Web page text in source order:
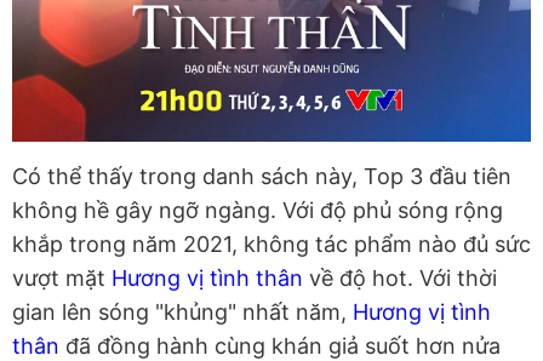
Có thể thấy trong danh sách này, Top 3 đầu tiên
không hề gây ngỡ ngàng. Với độ phủ sóng rộng
khắp trong năm 2021, không tác phẩm nào đủ sức
vượt mặt Hương vị tình thân về độ hot. Với thời
gian lên sóng "khủng" nhất năm, Hương vị tình
thân đã đồng hành cùng khán giả suốt hơn nửa